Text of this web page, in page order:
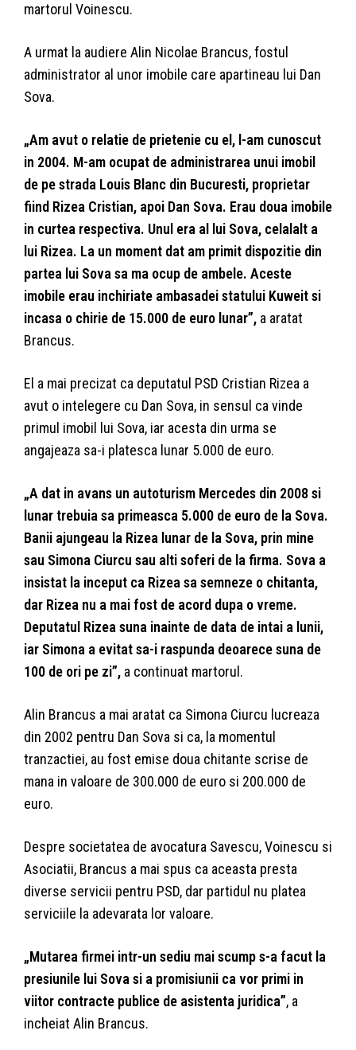
martorul Voinescu.
A urmat la audiere Alin Nicolae Brancus, fostul
administrator al unor imobile care apartineau lui Dan
Sova.
„Am avut o relatie de prietenie cu el, l-am cunoscut
in 2004. M-am ocupat de administrarea unui imobil
de pe strada Louis Blanc din Bucuresti, proprietar
fiind Rizea Cristian, apoi Dan Sova. Erau doua imobile
in curtea respectiva. Unul era al lui Sova, celalalt a
lui Rizea. La un moment dat am primit dispozitie din
partea lui Sova sa ma ocup de ambele. Aceste
imobile erau inchiriate ambasadei statului Kuweit si
incasa o chirie de 15.000 de euro lunar”, a aratat
Brancus.
El a mai precizat ca deputatul PSD Cristian Rizea a
avut o intelegere cu Dan Sova, in sensul ca vinde
primul imobil lui Sova, iar acesta din urma se
angajeaza sa-i platesca lunar 5.000 de euro.
„A dat in avans un autoturism Mercedes din 2008 si
lunar trebuia sa primeasca 5.000 de euro de la Sova.
Banii ajungeau la Rizea lunar de la Sova, prin mine
sau Simona Ciurcu sau alti soferi de la firma. Sova a
insistat la inceput ca Rizea sa semneze o chitanta,
dar Rizea nu a mai fost de acord dupa o vreme.
Deputatul Rizea suna inainte de data de intai a lunii,
iar Simona a evitat sa-i raspunda deoarece suna de
100 de ori pe zi”, a continuat martorul.
Alin Brancus a mai aratat ca Simona Ciurcu lucreaza
din 2002 pentru Dan Sova si ca, la momentul
tranzactiei, au fost emise doua chitante scrise de
mana in valoare de 300.000 de euro si 200.000 de
euro.
Despre societatea de avocatura Savescu, Voinescu si
Asociatii, Brancus a mai spus ca aceasta presta
diverse servicii pentru PSD, dar partidul nu platea
serviciile la adevarata lor valoare.
„Mutarea firmei intr-un sediu mai scump s-a facut la
presiunile lui Sova si a promisiunii ca vor primi in
viitor contracte publice de asistenta juridica”, a
incheiat Alin Brancus.